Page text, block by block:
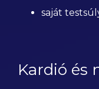
saját
Kardió és